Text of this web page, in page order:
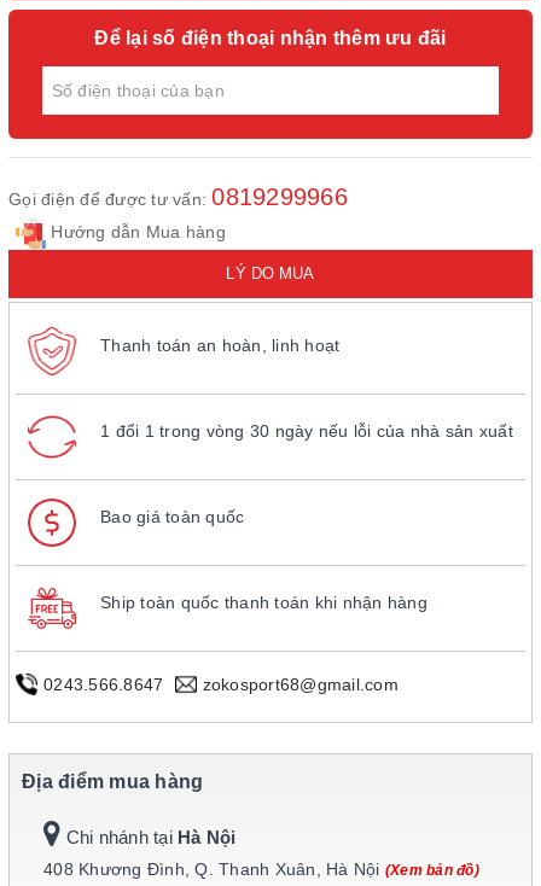
Để lại số điện thoại nhận thêm ưu đãi
Gọi điện để được tư vấn:0819299966
Hướng dẫn Mua hàng
LÝ DO MUA
Thanh toán an hoàn, linh hoạt
1 đổi 1 trong vòng 30 ngày nếu lỗi của nhà sản xuất
Bao giá toàn quốc
Ship toàn quốc thanh toán khi nhận hàng
0243.566.8647 zokosport68@gmail.com
Địa điểm mua hàng
Chi nhánh tại Hà Nội
408 Khương Đình, Q. Thanh Xuân, Hà Nội (Xem bản đồ)